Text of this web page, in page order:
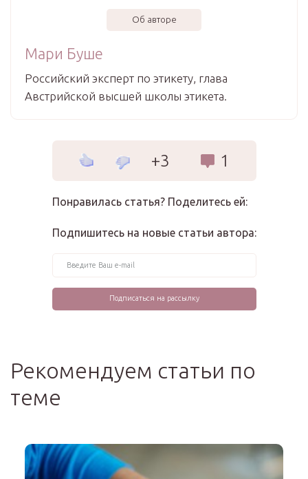
Об авторе
Мари Буше
Российский эксперт по этикету, глава
Австрийской высшей школы этикета.
+3 1
Понравилась статья? Поделитесь ей:
Подпишитесь на новые статьи автора:
Рекомендуем статьи по
теме